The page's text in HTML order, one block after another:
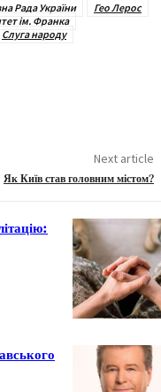
Рада України
Гео Лерос
ім. Франка
Слуга народу
Next article
Як Київ став головним містом?